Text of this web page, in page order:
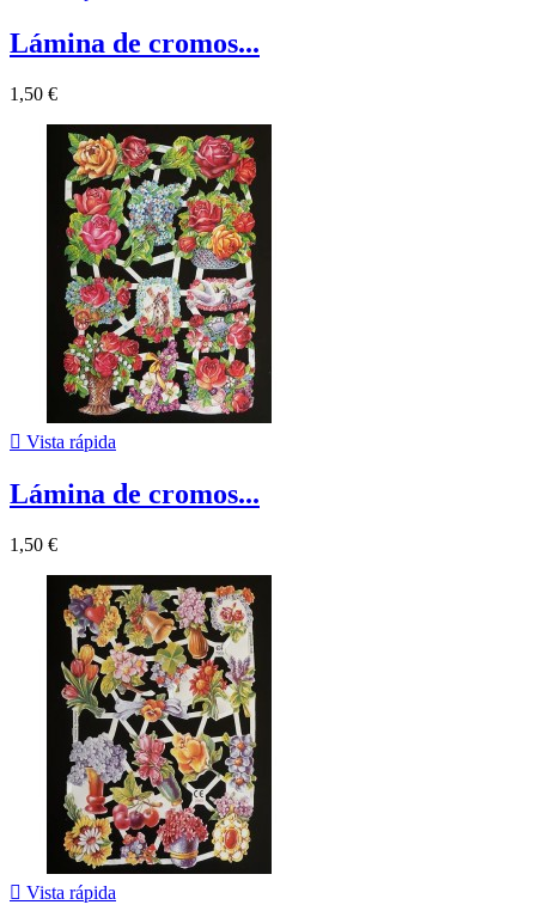
Lámina de cromos...
1,50 €
 Vista rápida
Lámina de cromos...
1,50 €
 Vista rápida